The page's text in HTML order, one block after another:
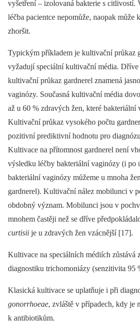
vyšetření –⁠ izolovaná bakterie s citlivostí.
léčba pacientce nepomůže, naopak může
zhoršit.
Typickým příkladem je kultivační průkaz
vyžadují speciální kultivační média. Dříve
kultivační průkaz gardnerel znamená
vaginózy. Současná kultivační média
až u 60 % zdravých žen, které bakteriální
Kultivační průkaz vysokého počtu
pozitivní prediktivní hodnotu pro
Kultivace na přítomnost gardnerel není
výsledku léčby bakteriální vaginózy (i po
bakteriální vaginózy můžeme u mnoha
gardnerel). Kultivační nález mobilunci v
obdobný význam. Mobilunci jsou v
mnohem častěji než se dříve
curtisii je u zdravých žen vzácnější [17].
Kultivace na speciálních médiích zůstává
diagnostiku trichomoniázy (senzitivita 95
Klasická kultivace se uplatňuje i při
gonorrhoeae, zvláště v případech, kdy je
k antibiotikům.